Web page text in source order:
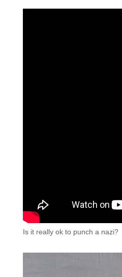
Is it really ok to punch a nazi?